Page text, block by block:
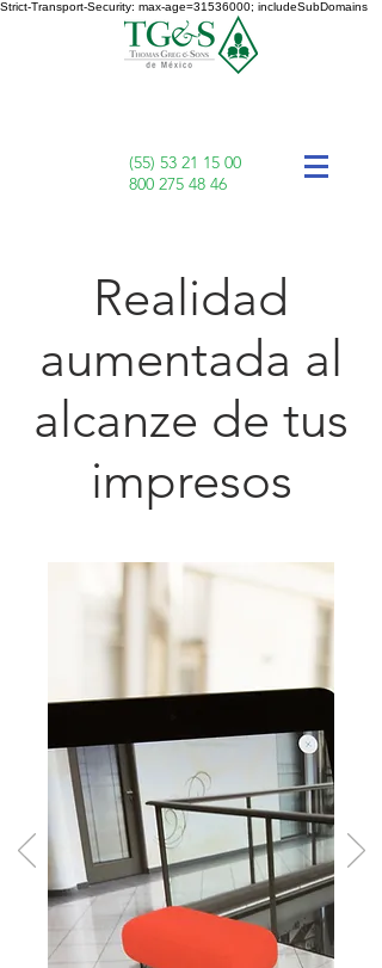
Strict-Transport-Security: max-age=31536000; includeSubDomains
(55) 53 21 15 00
800 275 48 46
Realidad
aumentada al
alcanze de tus
impresos